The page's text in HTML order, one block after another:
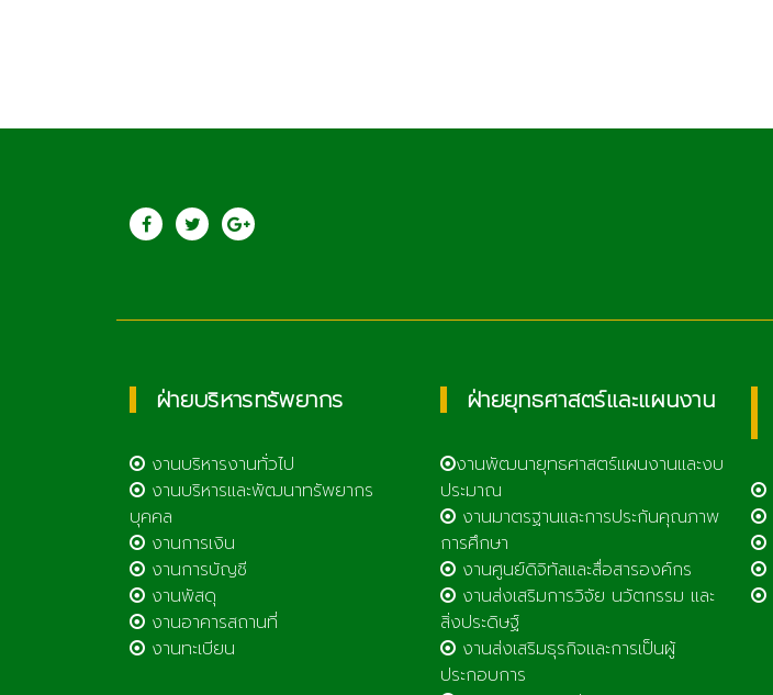
วิทยาลัยเกษตรและ
เทคโนโลยีลำพูน
ฝ่ายบริหารทรัพยากร
งานบริหารงานทั่วไป
งานบริหารและพัฒนาทรัพยากร
บุคคล
งานการเงิน
งานการบัญชี
งานพัสดุ
งานอาคารสถานที่
งานทะเบียน
ฝ่ายยุทธศาสตร์และแผนงาน
งานพัฒนายุทธศาสตร์แผนงานและงบ
ประมาณ
งานมาตรฐานและการประกันคุณภาพ
การศึกษา
งานศูนย์ดิจิทัลและสื่อสารองค์กร
งานส่งเสริมการวิจัย นวัตกรรม และ
สิ่งประดิษฐ์
งานส่งเสริมธุรกิจและการเป็นผู้
ประกอบการ